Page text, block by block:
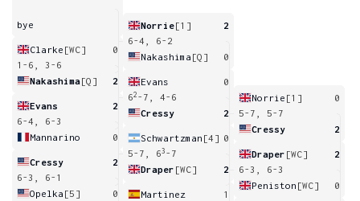
bye
Clarke [WC]
0
1-6, 3-6
Nakashima[Q] 2
Evans
2
6-4, 6-3
Mannarino
0
Cressy
2
6-3, 6-1
Opelka [5] 0
Norrie[1]
2
6-4, 6-2
Nakashima [Q] 0
Evans
0
62 -7, 4-6
Cressy
2
Schwartzman [4] 0
5-7, 63 -7
Draper [WC] 2
Martinez
1
Norrie [1]
0
5-7, 5-7
Cressy
2
Draper [WC]
2
6-3, 6-3
Peniston [WC] 0